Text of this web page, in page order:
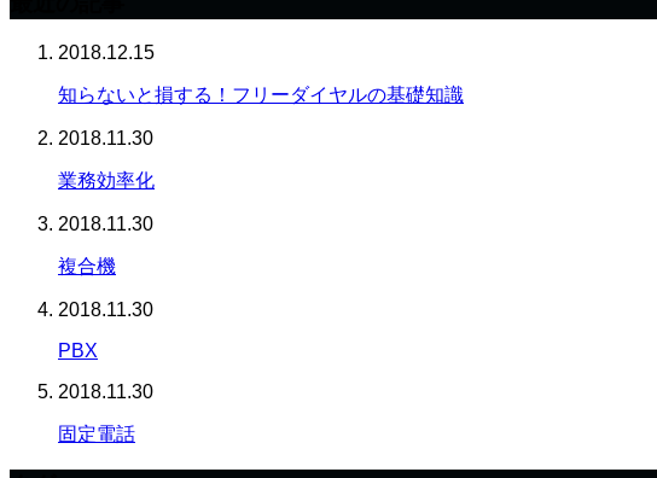
2018.12.15
知らないと損する！フリーダイヤルの基礎知識
2018.11.30
業務効率化
2018.11.30
複合機
2018.11.30
PBX
2018.11.30
固定電話